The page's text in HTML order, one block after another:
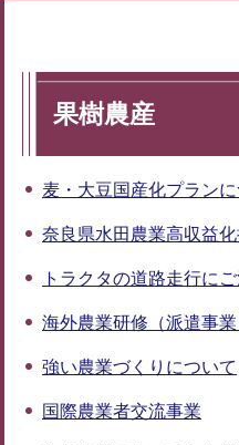
果樹農産
麦・大豆国産化プラン
奈良県水田農業高収益
トラクタの道路走行に
海外農業研修（派遣事業
強い農業づくりについて
国際農業者交流事業